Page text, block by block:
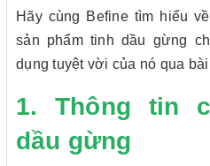
Hãy cùng Befine tìm hiểu
sản phẩm tinh dầu gừng
dụng tuyệt vời của nó qua
1. Thông tin
dầu gừng